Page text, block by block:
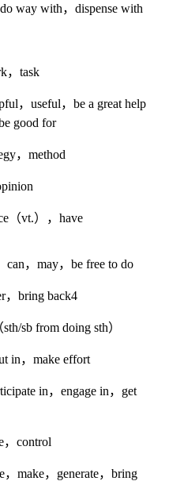
way with，dispense with
，task
useful，be a great help
good for
，method
vt.），have
，may，be free to do
bring back4
sb from doing sth）
in，make effort
in，engage in，get
control
make，generate，bring